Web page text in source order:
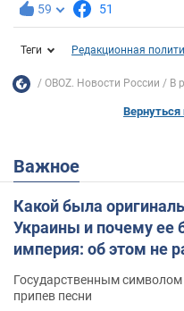
59 51
Теги Редакционная
OBOZ. Новости России В
Вернуться
Важное
Какой была
Украины и почему ее
империя: об этом не
Государственным
припев песни